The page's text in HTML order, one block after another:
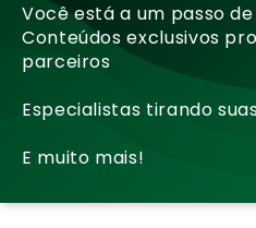
Você está a um passo
Conteúdos exclusivos
parceiros
Especialistas tirando
E muito mais!